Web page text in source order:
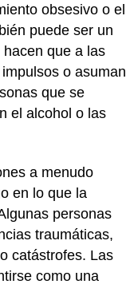
obsesivo o el
puede ser un
que a las
o asuman
que se
el alcohol o las
a menudo
en lo que la
personas
traumáticas,
catástrofes. Las
como una